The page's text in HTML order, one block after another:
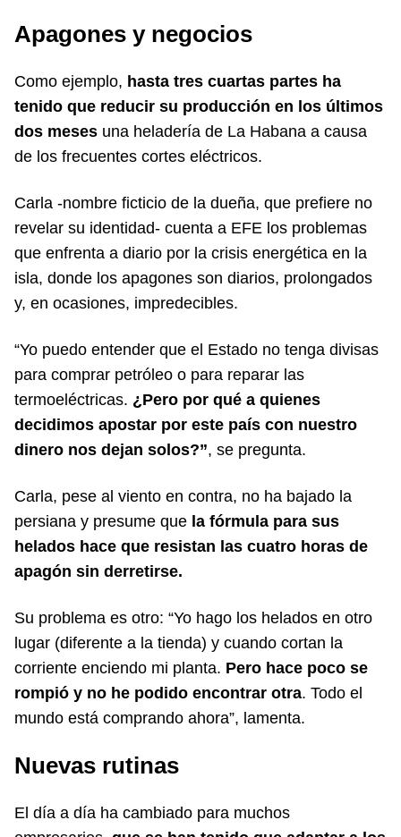
Apagones y negocios
Como ejemplo, hasta tres cuartas partes ha
tenido que reducir su producción en los últimos
dos meses una heladería de La Habana a causa
de los frecuentes cortes eléctricos.
Carla -nombre ficticio de la dueña, que prefiere no
revelar su identidad- cuenta a EFE los problemas
que enfrenta a diario por la crisis energética en la
isla, donde los apagones son diarios, prolongados
y, en ocasiones, impredecibles.
“Yo puedo entender que el Estado no tenga divisas
para comprar petróleo o para reparar las
termoeléctricas. ¿Pero por qué a quienes
decidimos apostar por este país con nuestro
dinero nos dejan solos?”, se pregunta.
Carla, pese al viento en contra, no ha bajado la
persiana y presume que la fórmula para sus
helados hace que resistan las cuatro horas de
apagón sin derretirse.
Su problema es otro: “Yo hago los helados en otro
lugar (diferente a la tienda) y cuando cortan la
corriente enciendo mi planta. Pero hace poco se
rompió y no he podido encontrar otra. Todo el
mundo está comprando ahora”, lamenta.
Nuevas rutinas
El día a día ha cambiado para muchos